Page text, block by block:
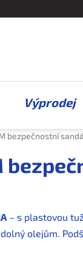
Výprodej
bezpečnostní
– s plastovou
olejům.